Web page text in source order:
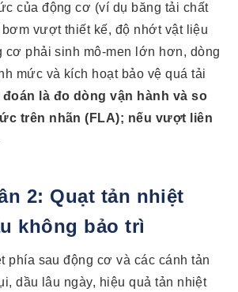
của động cơ (ví dụ băng tải chất
vượt thiết kế, độ nhớt vật liệu
cơ phải sinh mô-men lớn hơn, dòng
mức và kích hoạt bảo vệ quá tải
là đo dòng vận hành và so
trên nhãn (FLA); nếu vượt liên
2: Quạt tản nhiệt
không bảo trì
phía sau động cơ và các cánh tản
dầu lâu ngày, hiệu quả tản nhiệt